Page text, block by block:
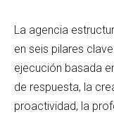
La agencia
en seis pilares
ejecución basada
de respuesta, la
proactividad, la